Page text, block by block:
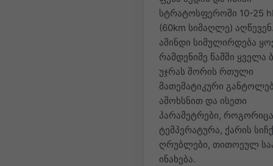
სტრატოსფეროში 10-25
(60km სიმაღლე)
ამინდი სიმულირდება
რამდენიმე წამში ყველა
უჯრას შორის რთული
მათემატიკური
ამოხსნით და ისეთი
პარამეტრები,
ტემპერატურა, ქარის
ღრუბლები, თითოეულ
ინახება.